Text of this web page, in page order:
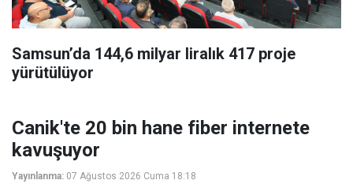
Samsun’da 144,6 milyar liralık 417 proje
yürütülüyor
Canik'te 20 bin hane fiber internete
kavuşuyor
Yayınlanma: 07 Ağustos 2026 Cuma 18:18